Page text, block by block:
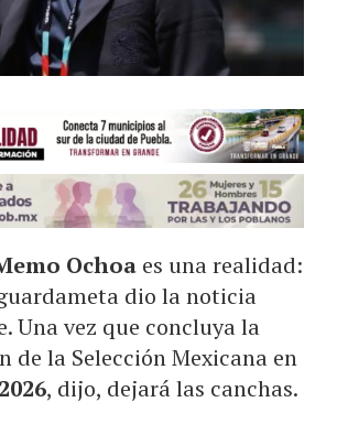
Ochoa es una realidad:
dio la noticia
Una vez que concluya la
de la Selección Mexicana en
, dijo, dejará las canchas.